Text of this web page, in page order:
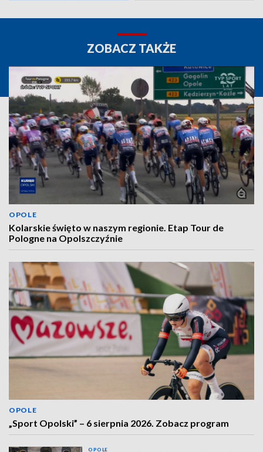
ZOBACZ TAKŻE
OPOLE
Kolarskie święto w naszym regionie. Etap Tour de
Pologne na Opolszczyźnie
OPOLE
„Sport Opolski” – 6 sierpnia 2026. Zobacz program
OPOLE